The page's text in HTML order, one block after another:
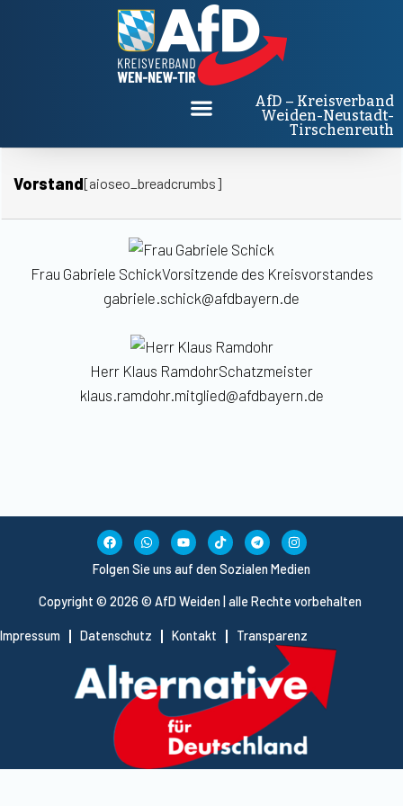
AfD – Kreisverband
Weiden-Neustadt-
Tirschenreuth
Vorstand[aioseo_breadcrumbs]
Frau Gabriele SchickVorsitzende des Kreisvorstandes
gabriele.schick@afdbayern.de
Herr Klaus RamdohrSchatzmeister
klaus.ramdohr.mitglied@afdbayern.de
Copyright © 2026 © AfD Weiden | alle Rechte vorbehalten
Impressum Datenschutz Kontakt Transparenz
Folgen Sie uns auf den Sozialen Medien